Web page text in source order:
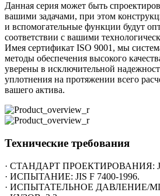
Данная серия может быть
вашими задачами, при этом
и вспомогательные функции будут
соответствии с вашими
Имея сертификат ISO 9001, мы
методы обеспечения высокого
уверены в исключительной
уплотнения на протяжении всего
вашего актива.
Технические требования
· СТАНДАРТ ПРОЕКТИРОВАНИЯ:
· ИСПЫТАНИЕ: JIS F 7400-1996.
· ИСПЫТАТЕЛЬНОЕ ДАВЛЕНИЕ/